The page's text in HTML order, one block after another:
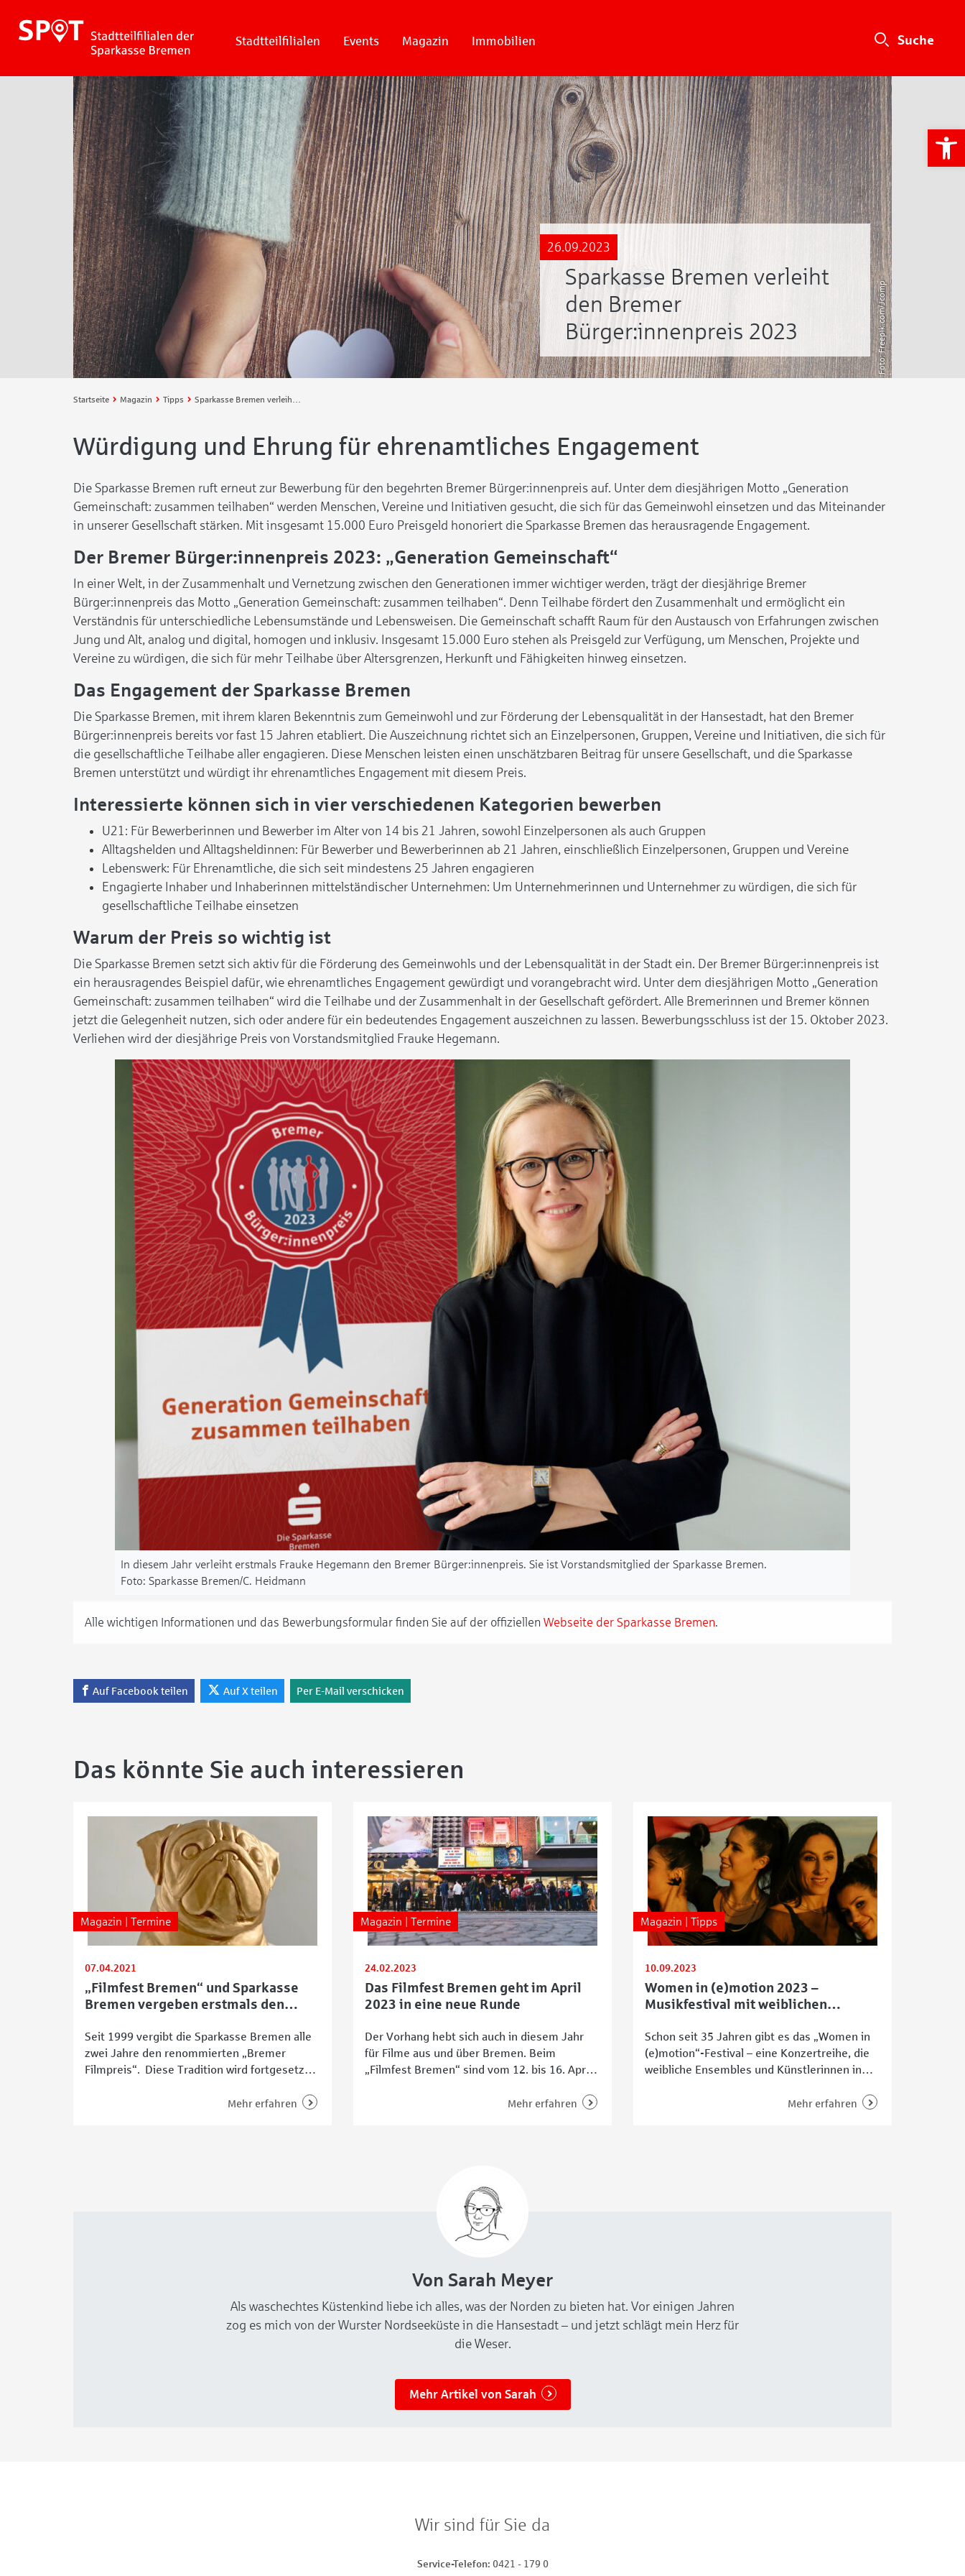
Stadtteilfilialen Events Magazin Immobilien
Freepik.com/Jcomp
26.09.2023
Sparkasse Bremen verleiht
den Bremer
Bürger:innenpreis 2023
Startseite Magazin Tipps Sparkasse Bremen verleiht den Bremer Bürger:innenpreis 2023
Würdigung und Ehrung für ehrenamtliches Engagement
Die Sparkasse Bremen ruft erneut zur Bewerbung für den begehrten Bremer Bürger:innenpreis auf. Unter dem diesjährigen Motto „Generation
Gemeinschaft: zusammen teilhaben“ werden Menschen, Vereine und Initiativen gesucht, die sich für das Gemeinwohl einsetzen und das Miteinander
in unserer Gesellschaft stärken. Mit insgesamt 15.000 Euro Preisgeld honoriert die Sparkasse Bremen das herausragende Engagement.
Der Bremer Bürger:innenpreis 2023: „Generation Gemeinschaft“
In einer Welt, in der Zusammenhalt und Vernetzung zwischen den Generationen immer wichtiger werden, trägt der diesjährige Bremer
Bürger:innenpreis das Motto „Generation Gemeinschaft: zusammen teilhaben“. Denn Teilhabe fördert den Zusammenhalt und ermöglicht ein
Verständnis für unterschiedliche Lebensumstände und Lebensweisen. Die Gemeinschaft schafft Raum für den Austausch von Erfahrungen zwischen
Jung und Alt, analog und digital, homogen und inklusiv. Insgesamt 15.000 Euro stehen als Preisgeld zur Verfügung, um Menschen, Projekte und
Vereine zu würdigen, die sich für mehr Teilhabe über Altersgrenzen, Herkunft und Fähigkeiten hinweg einsetzen.
Das Engagement der Sparkasse Bremen
Die Sparkasse Bremen, mit ihrem klaren Bekenntnis zum Gemeinwohl und zur Förderung der Lebensqualität in der Hansestadt, hat den Bremer
Bürger:innenpreis bereits vor fast 15 Jahren etabliert. Die Auszeichnung richtet sich an Einzelpersonen, Gruppen, Vereine und Initiativen, die sich für
die gesellschaftliche Teilhabe aller engagieren. Diese Menschen leisten einen unschätzbaren Beitrag für unsere Gesellschaft, und die Sparkasse
Bremen unterstützt und würdigt ihr ehrenamtliches Engagement mit diesem Preis.
Interessierte können sich in vier verschiedenen Kategorien bewerben
U21: Für Bewerberinnen und Bewerber im Alter von 14 bis 21 Jahren, sowohl Einzelpersonen als auch Gruppen
Alltagshelden und Alltagsheldinnen: Für Bewerber und Bewerberinnen ab 21 Jahren, einschließlich Einzelpersonen, Gruppen und Vereine
Lebenswerk: Für Ehrenamtliche, die sich seit mindestens 25 Jahren engagieren
Engagierte Inhaber und Inhaberinnen mittelständischer Unternehmen: Um Unternehmerinnen und Unternehmer zu würdigen, die sich für
gesellschaftliche Teilhabe einsetzen
Warum der Preis so wichtig ist
Die Sparkasse Bremen setzt sich aktiv für die Förderung des Gemeinwohls und der Lebensqualität in der Stadt ein. Der Bremer Bürger:innenpreis ist
ein herausragendes Beispiel dafür, wie ehrenamtliches Engagement gewürdigt und vorangebracht wird. Unter dem diesjährigen Motto „Generation
Gemeinschaft: zusammen teilhaben“ wird die Teilhabe und der Zusammenhalt in der Gesellschaft gefördert. Alle Bremerinnen und Bremer können
jetzt die Gelegenheit nutzen, sich oder andere für ein bedeutendes Engagement auszeichnen zu lassen. Bewerbungsschluss ist der 15. Oktober 2023.
Verliehen wird der diesjährige Preis von Vorstandsmitglied Frauke Hegemann.
In diesem Jahr verleiht erstmals Frauke Hegemann den Bremer Bürger:innenpreis. Sie ist Vorstandsmitglied der Sparkasse Bremen.
Sparkasse Bremen/C. Heidmann
Alle wichtigen Informationen und das Bewerbungsformular finden Sie auf der offiziellen Webseite der Sparkasse Bremen.
Auf Facebook teilen Auf X teilen Per E-Mail verschicken
Das könnte Sie auch interessieren
Magazin | Termine
07.04.2021
„Filmfest Bremen“ und Sparkasse
Bremen vergeben erstmals den
Seit 1999 vergibt die Sparkasse Bremen alle
zwei Jahre den renommierten „Bremer
Filmpreis“. Diese Tradition wird fortgesetzt,
„Filmfest Bremen“ als neuemMehr erfahren
Magazin | Termine
24.02.2023
Das Filmfest Bremen geht im April
2023 in eine neue Runde
Der Vorhang hebt sich auch in diesem Jahr
für Filme aus und über Bremen. Beim
„Filmfest Bremen“ sind vom 12. bis 16. April
Filmschaffenden zu sehen. Rund 50.000 Euro
Mehr erfahren
Magazin | Tipps
10.09.2023
Women in (e)motion 2023 –
Musikfestival mit weiblichen
Schon seit 35 Jahren gibt es das „Women in
(e)motion“-Festival – eine Konzertreihe, die
weibliche Ensembles und Künstlerinnen in
Bremer Event hat sich dem Grundsatz
Mehr erfahren
Von Sarah Meyer
Als waschechtes Küstenkind liebe ich alles, was der Norden zu bieten hat. Vor einigen Jahren
zog es mich von der Wurster Nordseeküste in die Hansestadt – und jetzt schlägt mein Herz für
die Weser.
Mehr Artikel von Sarah
Wir sind für Sie da
Service-Telefon 0421 - 179 0